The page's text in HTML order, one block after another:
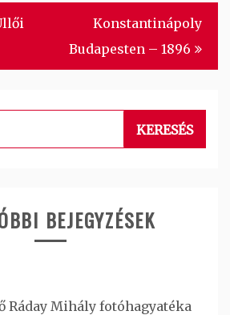
Konstantinápoly
Budapesten – 1896
BEJEGYZÉSEK
Ráday Mihály fotóhagyatéka